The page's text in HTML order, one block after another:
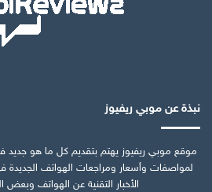
نبذة عن موبي ريفيوز
موقع موبي ريفيوز يهتم بتقديم كل ما هو
لمواصفات وأسعار ومراجعات الهواتف
الأخبار التقنية عن الهواتف وبعض